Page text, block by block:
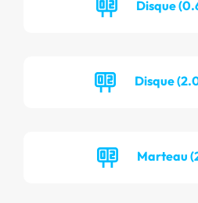
Disque
Disque
Marteau